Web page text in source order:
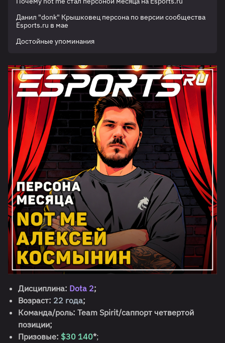
Данил "donk" Крышковец персона по версии сообщества
Esports.ru в мае
Достойные упоминания
Дисциплина: Dota 2;
Возраст: 22 года;
Команда/роль: Team Spirit/саппорт четвертой
позиции;
Призовые: $30 140*;